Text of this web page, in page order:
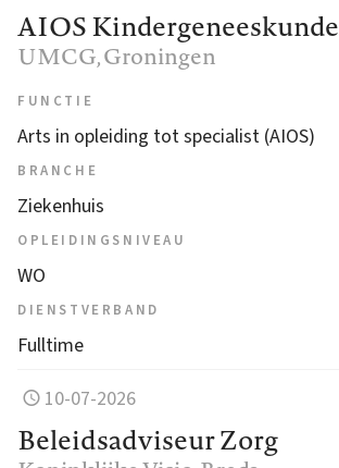
AIOS Kindergeneeskunde
UMCG, Groningen
FUNCTIE
Arts in opleiding tot specialist (AIOS)
BRANCHE
Ziekenhuis
OPLEIDINGSNIVEAU
WO
DIENSTVERBAND
Fulltime
10-07-2026
Beleidsadviseur Zorg